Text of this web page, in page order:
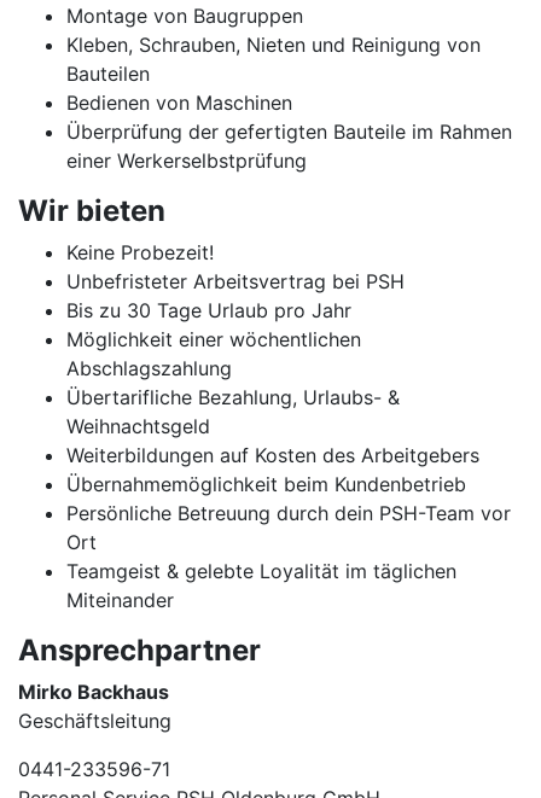
Montage von Baugruppen
Kleben, Schrauben, Nieten und Reinigung von
Bauteilen
Bedienen von Maschinen
Überprüfung der gefertigten Bauteile im Rahmen
einer Werkerselbstprüfung
Wir bieten
Keine Probezeit!
Unbefristeter Arbeitsvertrag bei PSH
Bis zu 30 Tage Urlaub pro Jahr
Möglichkeit einer wöchentlichen
Abschlagszahlung
Übertarifliche Bezahlung, Urlaubs- &
Weihnachtsgeld
Weiterbildungen auf Kosten des Arbeitgebers
Übernahmemöglichkeit beim Kundenbetrieb
Persönliche Betreuung durch dein PSH-Team vor
Ort
Teamgeist & gelebte Loyalität im täglichen
Miteinander
Ansprechpartner
Mirko Backhaus
Geschäftsleitung
0441-233596-71